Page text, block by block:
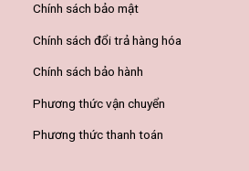
Chính sách bảo mật
Chính sách đổi trả hàng hóa
Chính sách bảo hành
Phương thức vận chuyển
Phương thức thanh toán